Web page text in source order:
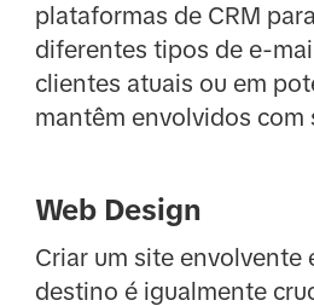
plataformas de CRM
diferentes tipos de e-
clientes atuais ou em
mantêm envolvidos com
Web Design
Criar um site envolvente
destino é igualmente